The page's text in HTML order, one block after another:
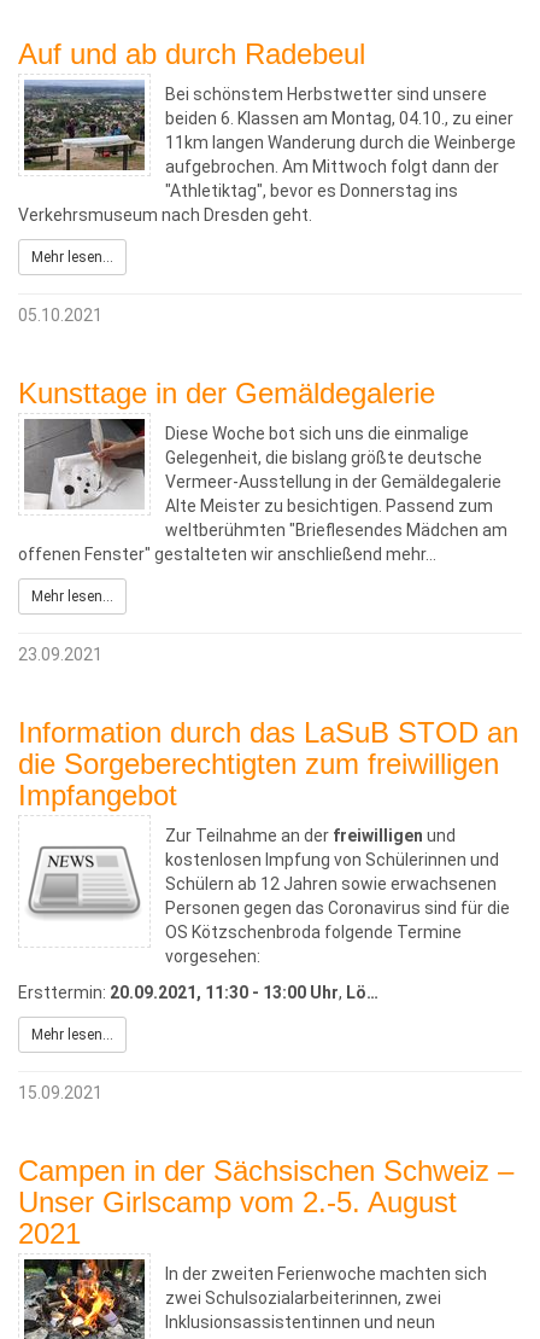
Auf und ab durch Radebeul
Bei schönstem Herbstwetter sind unsere
beiden 6. Klassen am Montag, 04.10., zu einer
11km langen Wanderung durch die Weinberge
aufgebrochen. Am Mittwoch folgt dann der
"Athletiktag", bevor es Donnerstag ins
Verkehrsmuseum nach Dresden geht.
Mehr lesen...
05.10.2021
Kunsttage in der Gemäldegalerie
Diese Woche bot sich uns die einmalige
Gelegenheit, die bislang größte deutsche
Vermeer-Ausstellung in der Gemäldegalerie
Alte Meister zu besichtigen. Passend zum
weltberühmten "Brieflesendes Mädchen am
offenen Fenster" gestalteten wir anschließend mehr…
Mehr lesen...
23.09.2021
Information durch das LaSuB STOD an
die Sorgeberechtigten zum freiwilligen
Impfangebot
Zur Teilnahme an der freiwilligen und
kostenlosen Impfung von Schülerinnen und
Schülern ab 12 Jahren sowie erwachsenen
Personen gegen das Coronavirus sind für die
OS Kötzschenbroda folgende Termine
vorgesehen:
Ersttermin: 20.09.2021, 11:30 - 13:00 Uhr, Lö…
Mehr lesen...
15.09.2021
Campen in der Sächsischen Schweiz –
Unser Girlscamp vom 2.-5. August
2021
In der zweiten Ferienwoche machten sich
zwei Schulsozialarbeiterinnen, zwei
Inklusionsassistentinnen und neun